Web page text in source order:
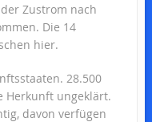
Zustrom nach
Die 14
hier.
28.500
Herkunft ungeklärt.
davon verfügen